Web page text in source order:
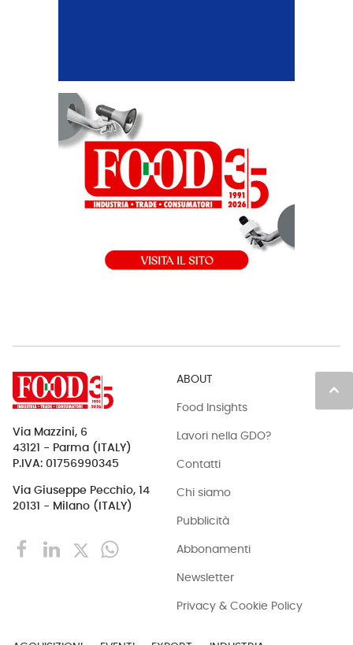
keyboard_arrow_up
Via Mazzini, 6
43121 - Parma (ITALY)
P.IVA: 01756990345
Via Giuseppe Pecchio, 14
20131 - Milano (ITALY)
ABOUT
Food Insights
Lavori nella GDO?
Contatti
Chi siamo
Pubblicità
Abbonamenti
Newsletter
Privacy & Cookie Policy